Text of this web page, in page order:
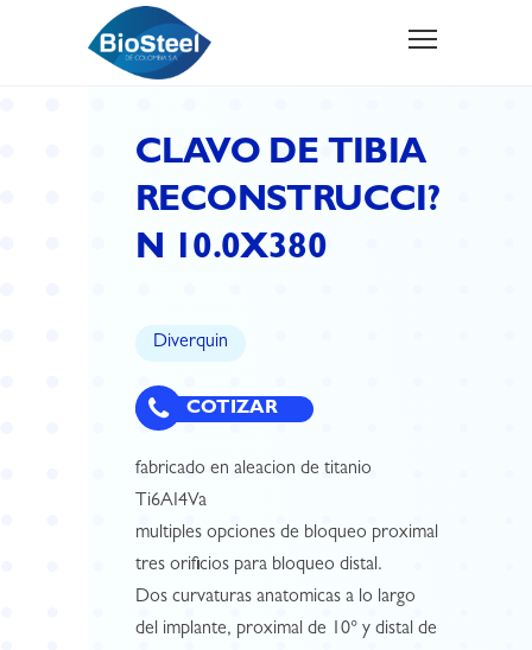
CLAVO DE TIBIA
RECONSTRUCCI?
N 10.0X380
Diverquin
COTIZAR
fabricado en aleacion de titanio
Ti6AI4Va
multiples opciones de bloqueo proximal
tres orificios para bloqueo distal.
Dos curvaturas anatomicas a lo largo
del implante, proximal de 10° y distal de